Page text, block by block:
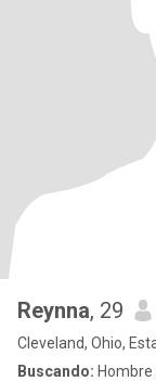
Reynna, 29
Cleveland, Ohio,
Buscando: Hombre